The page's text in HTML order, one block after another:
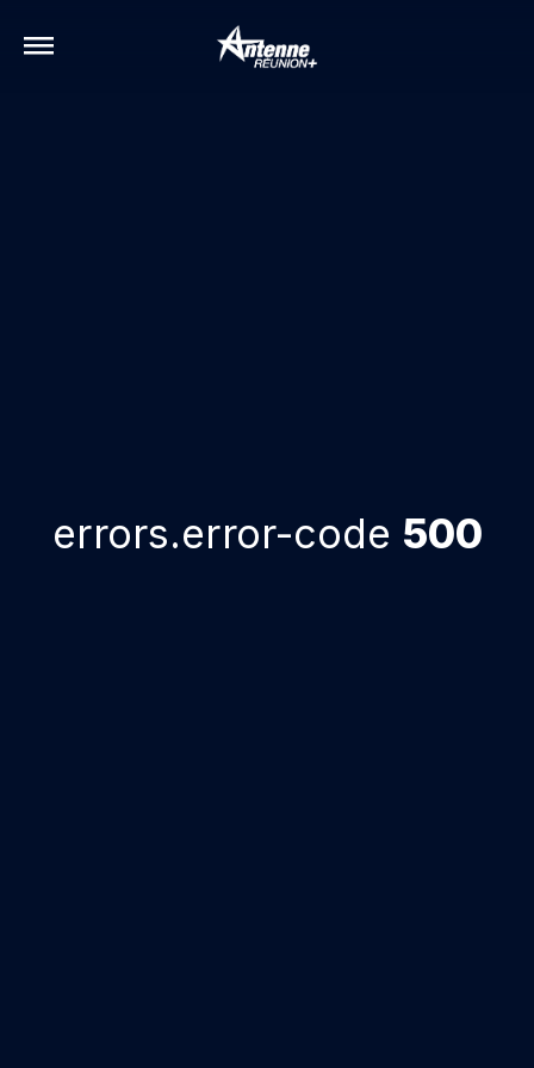
errors.error-code 500